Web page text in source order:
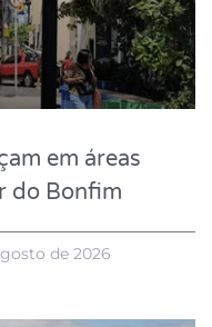
em áreas
do Bonfim
de 2026